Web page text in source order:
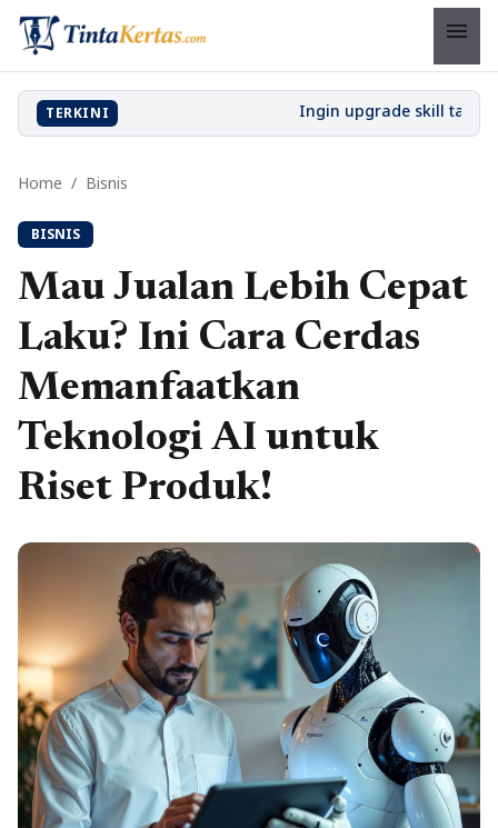
menu
TERKINI
Home / Bisnis
BISNIS
Mau Jualan Lebih Cepat
Laku? Ini Cara Cerdas
Memanfaatkan
Teknologi AI untuk
Riset Produk!